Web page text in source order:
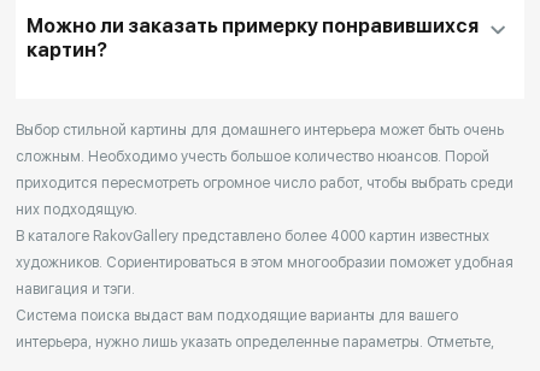
Для оплаты другим способом или для запроса
дополнительной информации перед покупкой
После оформления заказа (в течение 1 дня) с
Вами свяжется наш менеджер для уточнения
Можно ли заказать примерку понравившихся
картин?
Мы доставляем выбранные произведения на
Наши сотрудники распаковывают картины и
помогают с выбором подходящего места в
интерьере.
Выбор стильной картины для домашнего интерьера может быть очень
сложным. Необходимо учесть большое количество нюансов. Порой
приходится пересмотреть огромное число работ, чтобы выбрать среди
них подходящую.
В каталоге RakovGallery представлено более 4000 картин известных
художников. Сориентироваться в этом многообразии поможет удобная
навигация и тэги.
Система поиска выдаст вам подходящие варианты для вашего
интерьера, нужно лишь указать определенные параметры. Отметьте,